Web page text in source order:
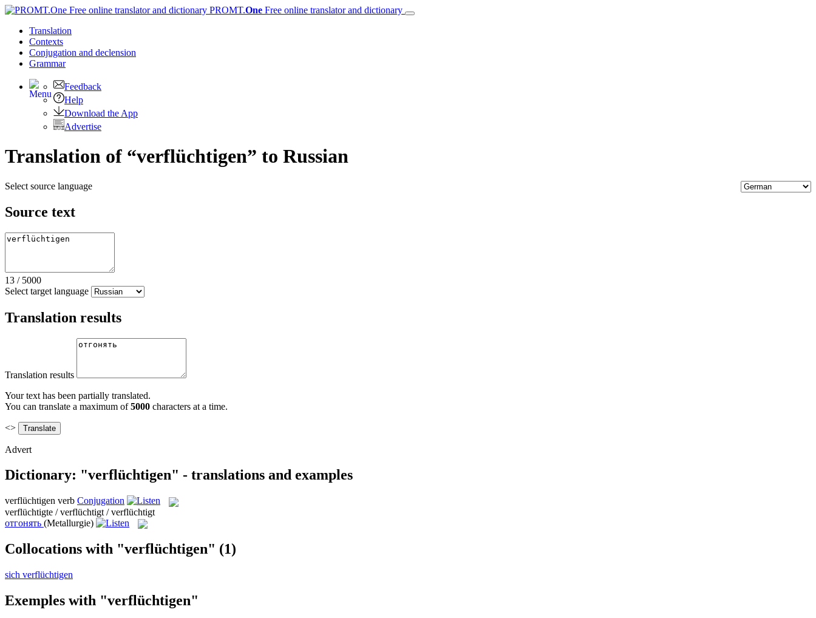
PROMT.One Free online translator and dictionary
Translation
Contexts
Conjugation and declension
Grammar
Feedback
Help
Download the App
Advertise
Translation of “verflüchtigen” to Russian
Select source language
Source text
13 / 5000
Select target language
Translation results
Translation results
Your text has been partially translated.
You can translate a maximum of5000 characters at a time.
<>
Advert
Dictionary: "verflüchtigen" - translations and examples
verflüchtigen verb Conjugation
verflüchtigte / verflüchtigt / verflüchtigt
отгонять (Metallurgie)
Collocations with "verflüchtigen" (1)
sich verflüchtigen
Exemples with "verflüchtigen"